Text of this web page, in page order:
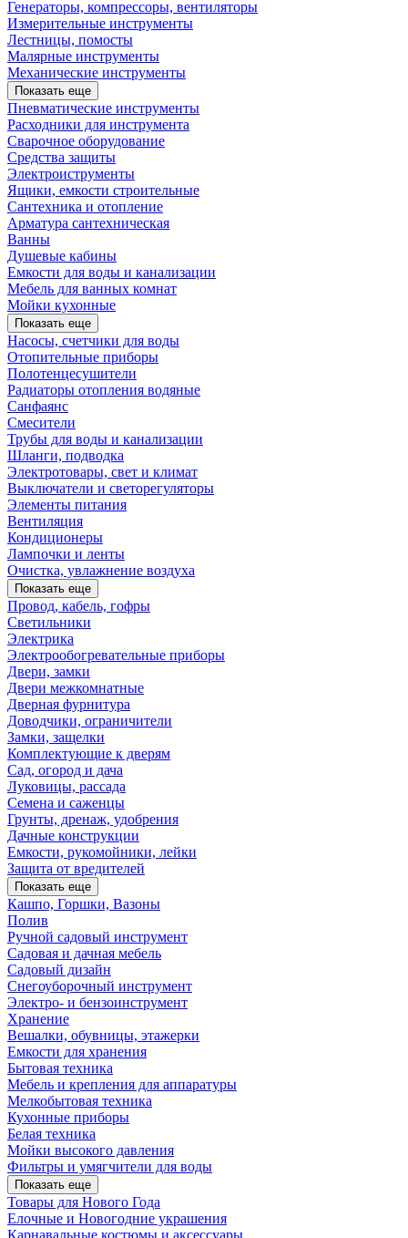
Генераторы, компрессоры, вентиляторы
Измерительные инструменты
Лестницы, помосты
Малярные инструменты
Механические инструменты
Показать еще
Пневматические инструменты
Расходники для инструмента
Сварочное оборудование
Средства защиты
Электроиструменты
Ящики, емкости строительные
Сантехника и отопление
Арматура сантехническая
Ванны
Душевые кабины
Емкости для воды и канализации
Мебель для ванных комнат
Мойки кухонные
Показать еще
Насосы, счетчики для воды
Отопительные приборы
Полотенцесушители
Радиаторы отопления водяные
Санфаянс
Смесители
Трубы для воды и канализации
Шланги, подводка
Электротовары, свет и климат
Выключатели и светорегуляторы
Элементы питания
Вентиляция
Кондиционеры
Лампочки и ленты
Очистка, увлажнение воздуха
Показать еще
Провод, кабель, гофры
Светильники
Электрика
Электрообогревательные приборы
Двери, замки
Двери межкомнатные
Дверная фурнитура
Доводчики, ограничители
Замки, защелки
Комплектующие к дверям
Сад, огород и дача
Луковицы, рассада
Семена и саженцы
Грунты, дренаж, удобрения
Дачные конструкции
Емкости, рукомойники, лейки
Защита от вредителей
Показать еще
Кашпо, Горшки, Вазоны
Полив
Ручной садовый инструмент
Садовая и дачная мебель
Садовый дизайн
Снегоуборочный инструмент
Электро- и бензоинструмент
Хранение
Вешалки, обувницы, этажерки
Емкости для хранения
Бытовая техника
Мебель и крепления для аппаратуры
Мелкобытовая техника
Кухонные приборы
Белая техника
Мойки высокого давления
Фильтры и умягчители для воды
Показать еще
Товары для Нового Года
Елочные и Новогодние украшения
Карнавальные костюмы и аксессуары